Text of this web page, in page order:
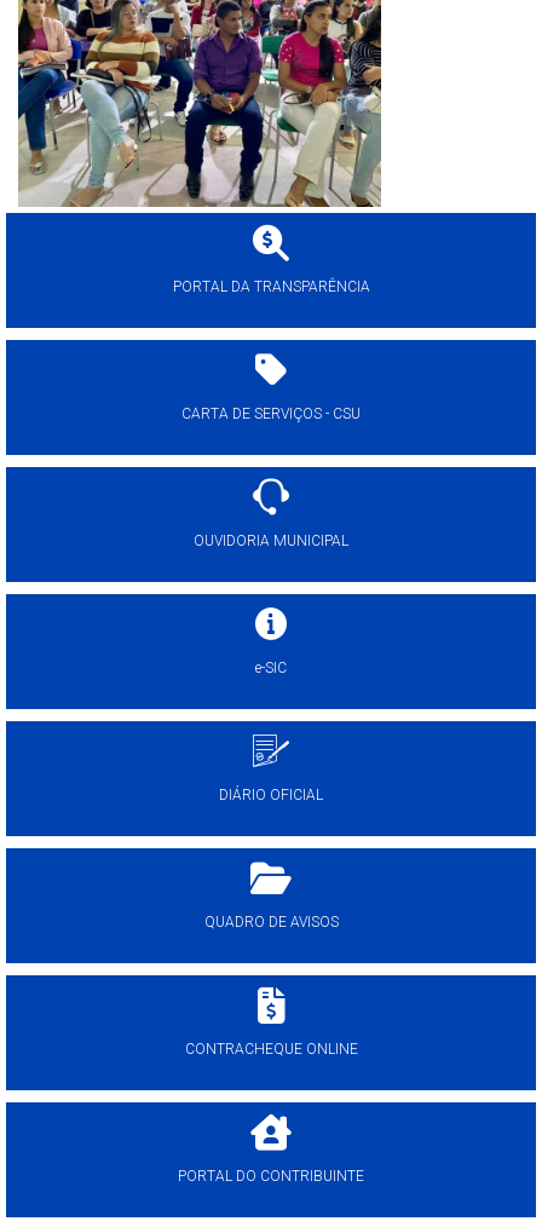
PORTAL DA TRANSPARÊNCIA
CARTA DE SERVIÇOS - CSU
OUVIDORIA MUNICIPAL
e-SIC
DIÁRIO OFICIAL
QUADRO DE AVISOS
CONTRACHEQUE ONLINE
PORTAL DO CONTRIBUINTE